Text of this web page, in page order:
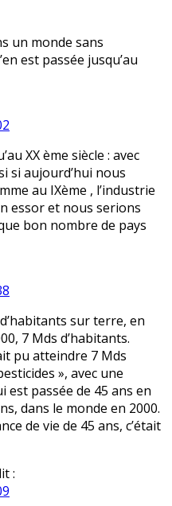
un monde sans
est passée jusqu’au
XX ème siècle : avec
si aujourd’hui nous
au IXème , l’industrie
essor et nous serions
bon nombre de pays
sur terre, en
7 Mds d’habitants.
pu atteindre 7 Mds
», avec une
est passée de 45 ans en
dans le monde en 2000.
de vie de 45 ans, c’était
: